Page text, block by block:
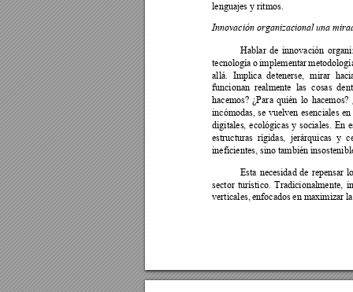
lenguajes y ritmos.
Innovación organizacional una
Hablar de innovación
tecnología o implementar
allá.
Implica detenerse, mirar
funcionan realmente las cosas
hacemos? ¿Para quién lo hacemos?
incómodas, se vuelven esenciales en
digitales, ecológicas y sociales. En
estructuras rígidas, jerárquicas y
ineficientes, sino también
Esta necesidad de repensar
sector turístico. Tradicionalmente,
verticales, enfocados en maximizar